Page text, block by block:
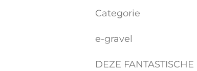
Categorie
e-gravel
DEZE